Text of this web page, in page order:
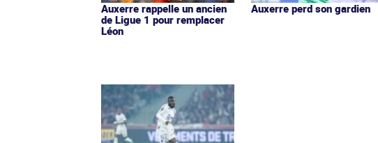
Auxerre rappelle un ancien
de Ligue 1 pour remplacer
Léon
Auxerre perd son gardien